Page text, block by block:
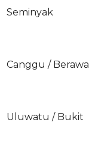
Seminyak
Canggu / Berawa
Uluwatu / Bukit